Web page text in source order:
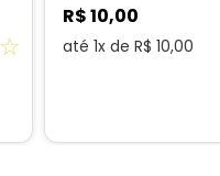
☆
R$10,00
até 1x de R$ 10,00